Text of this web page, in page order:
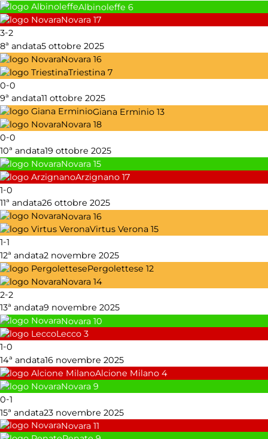
Albinoleffe 6
Novara 17
3-2
8ª andata5 ottobre 2025
Novara 16
Triestina 7
0-0
9ª andata11 ottobre 2025
Giana Erminio 13
Novara 18
0-0
10ª andata19 ottobre 2025
Novara 15
Arzignano 17
1-0
11ª andata26 ottobre 2025
Novara 16
Virtus Verona 15
1-1
12ª andata2 novembre 2025
Pergolettese 12
Novara 14
2-2
13ª andata9 novembre 2025
Novara 10
Lecco 3
1-0
14ª andata16 novembre 2025
Alcione Milano 4
Novara 9
0-1
15ª andata23 novembre 2025
Novara 11